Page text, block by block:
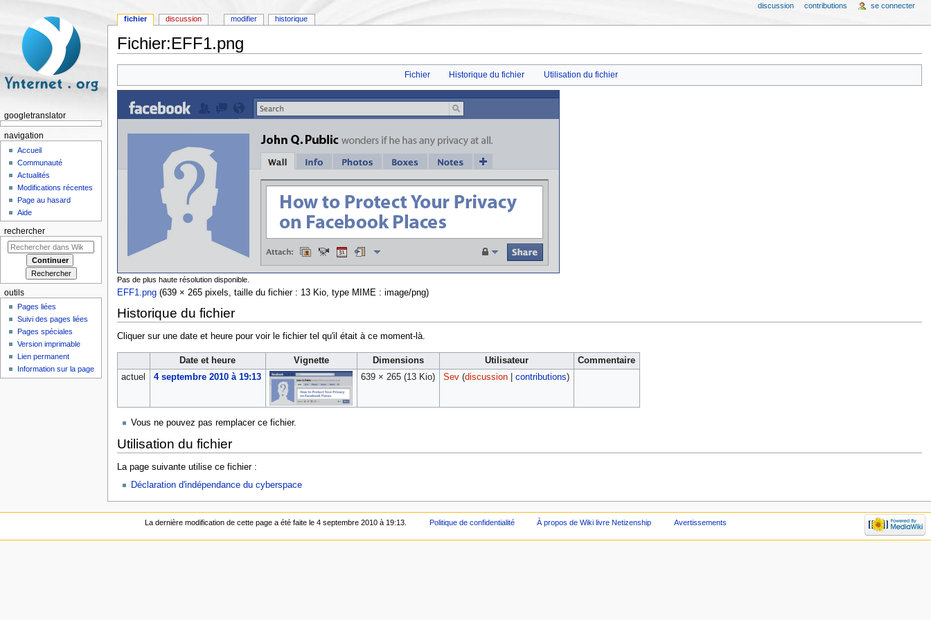
Fichier:EFF1.png
Fichier
Historique du fichier Utilisation du fichier
Pas de plus haute résolution disponible.
EFF1.png‎ (639 × 265 pixels, taille du fichier : 13 Kio, type MIME : image/png)
Historique du fichier
Cliquer sur une date et heure pour voir le fichier tel qu'il était à ce moment-là.
Date et heure Vignette Dimensions Utilisateur
Commentaire
actuel
4 septembre 2010 à 19:13 639 × 265 (13 Kio) Sev (discussion| contributions)
Vous ne pouvez pas remplacer ce fichier.
Utilisation du fichier
La page suivante utilise ce fichier :
Déclaration d'indépendance du cyberspace
fichier discussion modifier historique
discussion contributions se connecter
googletranslator
navigation
Accueil
Communauté
Actualités
Modifications récentes
Page au hasard
Aide
rechercher
outils
Pages liées
Suivi des pages liées
Pages spéciales
Version imprimable
Lien permanent
Information sur la page
La dernière modification de cette page a été faite le 4 septembre 2010 à 19:13. Politique de confidentialité À propos de Wiki livre Netizenship Avertissements